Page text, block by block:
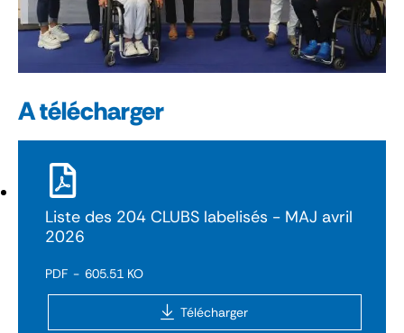
A télécharger
Liste des 204 CLUBS labelisés - MAJ avril
2026
PDF 605.51 KO
Télécharger